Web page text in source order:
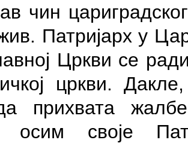
чин
Патријарх у
Цркви се
цркви.
прихвата
осим своје